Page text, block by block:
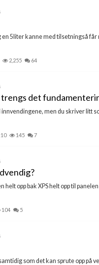
en 5liter kanne med tilsetningså
2,255 64
det
men du skriver litt
145 7
opp bak XPS helt opp til
104 5
som det kan sprute opp